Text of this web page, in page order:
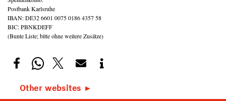
Postbank Karlsruhe
IBAN: DE32 6601 0075 0186 4357 58
BIC: PBNKDEFF
(Bunte Liste; bitte ohne weitere Zusätze)
Other websites